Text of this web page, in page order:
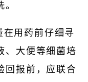
在用药前仔细寻
、大便等细菌培
回报前，应联合